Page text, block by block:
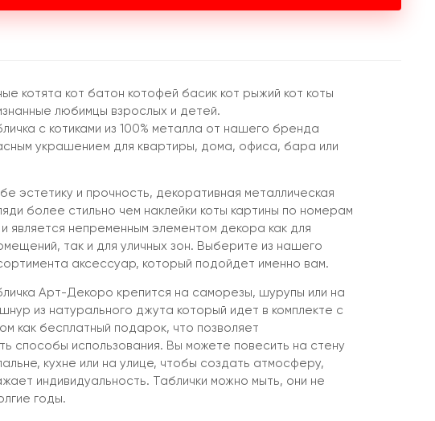
котята кот батон котофей басик кот рыжий кот коты
любимцы взрослых и детей.
с котиками из 100% металла от нашего бренда
украшением для квартиры, дома, офиса, бара или
эстетику и прочность, декоративная металлическая
более стильно чем наклейки коты картины по номерам
является непременным элементом декора как для
так и для уличных зон. Выберите из нашего
аксессуар, который подойдет именно вам.
Арт-Декоро крепится на саморезы, шурупы или на
из натурального джута который идет в комплекте с
как бесплатный подарок, что позволяет
способы использования. Вы можете повесить на стену
кухне или на улице, чтобы создать атмосферу,
индивидуальность. Таблички можно мыть, они не
годы.